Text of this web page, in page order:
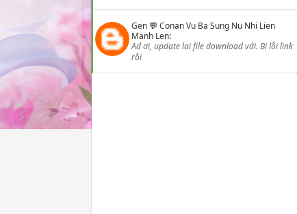
Gen 💬 Conan Vu Ba Sung Nu Nhi Lien
Manh Len:
Ad ơi, update lại file download với. Bị lỗi link
rồi